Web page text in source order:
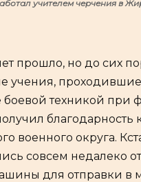
учителем черчения в
прошло, но до сих
учения, проходившие
боевой техникой
военного округа.
совсем недалеко
для отправки в